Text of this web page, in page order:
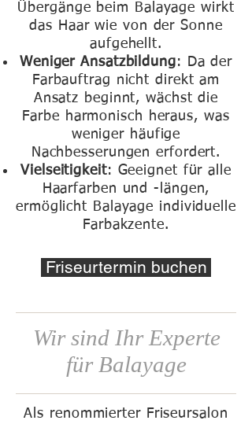
Übergänge beim Balayage wirkt
das Haar wie von der Sonne
aufgehellt.​
Weniger Ansatzbildung: Da der
Farbauftrag nicht direkt am
Ansatz beginnt, wächst die
Farbe harmonisch heraus, was
weniger häufige
Nachbesserungen erfordert.​
Vielseitigkeit: Geeignet für alle
Haarfarben und -längen,
ermöglicht Balayage individuelle
Farbakzente.
Friseurtermin buchen
Wir sind Ihr Experte
für Balayage
Als renommierter Friseursalon